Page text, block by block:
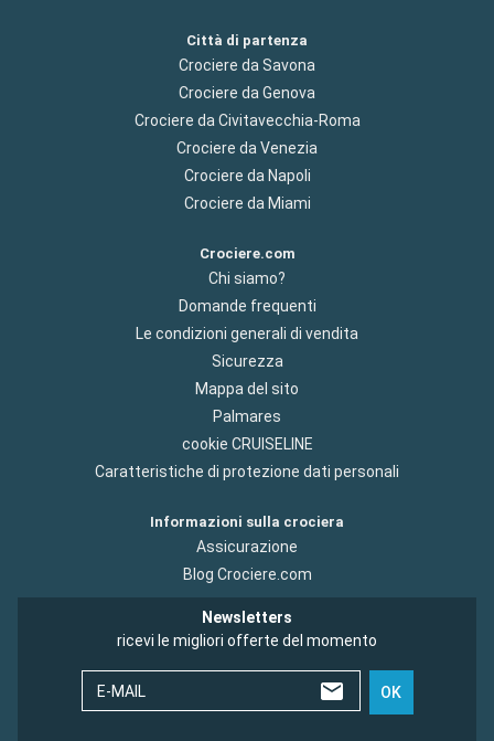
Città di partenza
Crociere da Savona
Crociere da Genova
Crociere da Civitavecchia-Roma
Crociere da Venezia
Crociere da Napoli
Crociere da Miami
Crociere.com
Chi siamo?
Domande frequenti
Le condizioni generali di vendita
Sicurezza
Mappa del sito
Palmares
cookie CRUISELINE
Caratteristiche di protezione dati personali
Informazioni sulla crociera
Assicurazione
Blog Crociere.com
Newsletters
ricevi le migliori offerte del momento
E-MAIL OK